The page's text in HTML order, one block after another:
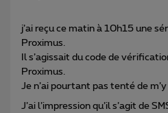
j’ai reçu ce matin à 10h15 une
Proximus.
Il s’agissait du code de
Proximus.
Je n’ai pourtant pas tenté de
J’ai l’impression qu’il s’agit de